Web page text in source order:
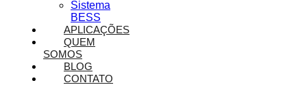
Sistema
BESS
APLICAÇÕES
QUEM
SOMOS
BLOG
CONTATO